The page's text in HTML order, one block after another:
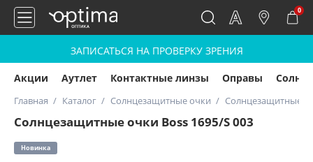
0
ЗАПИСАТЬСЯ НА ПРОВЕРКУ ЗРЕНИЯ
Акции Аутлет Контактные линзы Оправы
Главная Каталог Солнцезащитные очки Солнцезащитные
Солнцезащитные очки Boss 1695/S 003
Новинка